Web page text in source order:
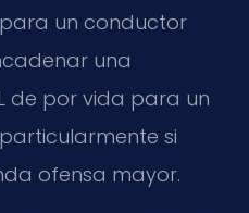
un conductor
una
de por vida para un
si
ofensa mayor.